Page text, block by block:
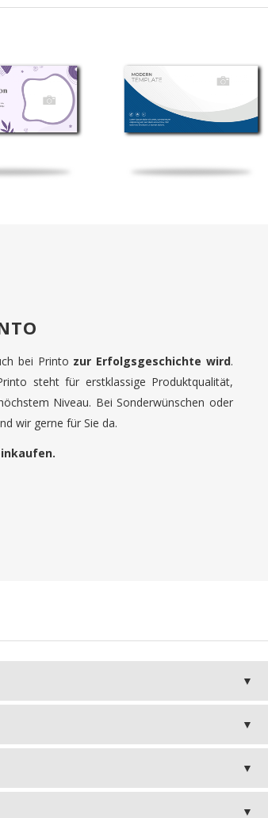
bei Printo zur Erfolgsgeschichte wird.
steht für erstklassige Produktqualität,
Niveau. Bei Sonderwünschen oder
wir gerne für Sie da.